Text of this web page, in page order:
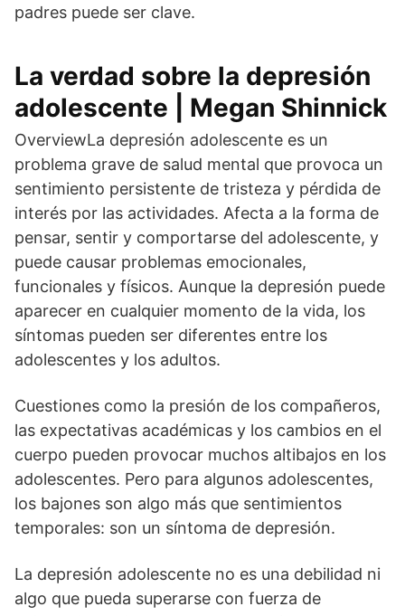
padres puede ser clave.
La verdad sobre la depresión
adolescente | Megan Shinnick
OverviewLa depresión adolescente es un
problema grave de salud mental que provoca un
sentimiento persistente de tristeza y pérdida de
interés por las actividades. Afecta a la forma de
pensar, sentir y comportarse del adolescente, y
puede causar problemas emocionales,
funcionales y físicos. Aunque la depresión puede
aparecer en cualquier momento de la vida, los
síntomas pueden ser diferentes entre los
adolescentes y los adultos.
Cuestiones como la presión de los compañeros,
las expectativas académicas y los cambios en el
cuerpo pueden provocar muchos altibajos en los
adolescentes. Pero para algunos adolescentes,
los bajones son algo más que sentimientos
temporales: son un síntoma de depresión.
La depresión adolescente no es una debilidad ni
algo que pueda superarse con fuerza de